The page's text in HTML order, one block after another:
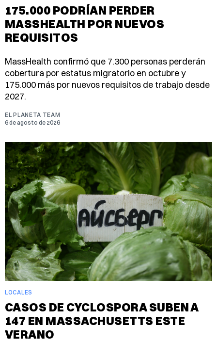
175.000 PODRÍAN PERDER
MASSHEALTH POR NUEVOS
REQUISITOS
MassHealth confirmó que 7.300 personas perderán
cobertura por estatus migratorio en octubre y
175.000 más por nuevos requisitos de trabajo desde
2027.
EL PLANETA TEAM
6 de agosto de 2026
LOCALES
CASOS DE CYCLOSPORA SUBEN A
147 EN MASSACHUSETTS ESTE
VERANO